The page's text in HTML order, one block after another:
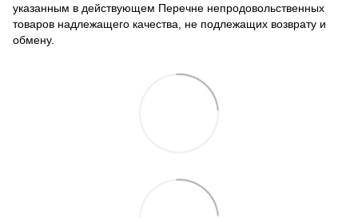
указанным в действующем Перечне непродовольственных
товаров надлежащего качества, не подлежащих возврату и
обмену.